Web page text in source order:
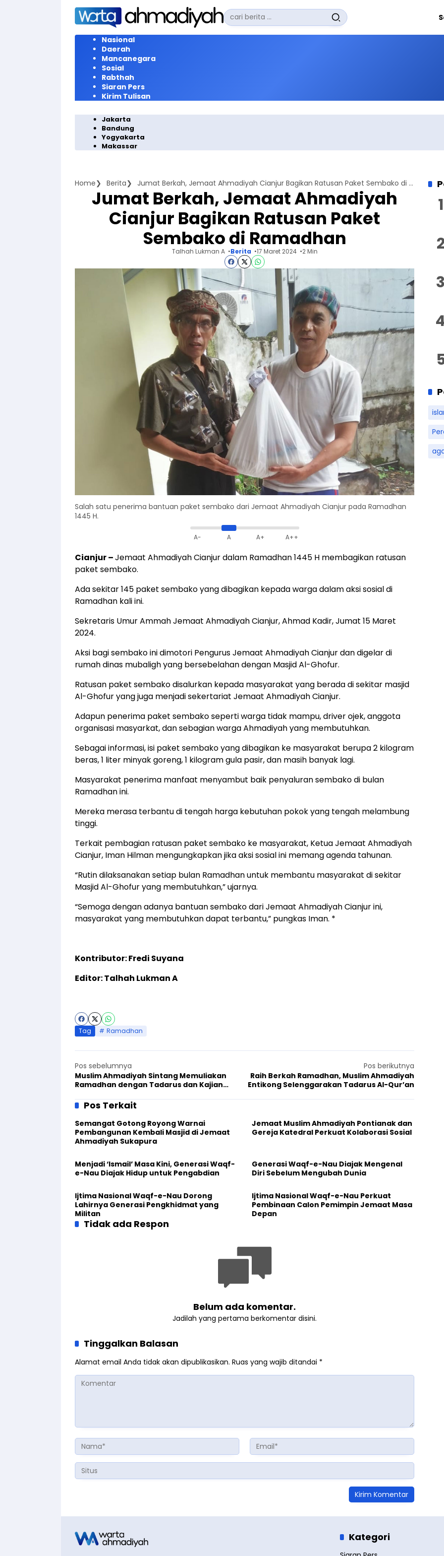
Langsung
konten
Pencarian
untuk:
Nasional
Daerah
Mancanegara
Sosial
Rabthah
Siaran Pers
Kirim Tulisan
Jakarta
Bandung
Yogyakarta
Makassar
Home Berita Jumat Berkah, Jemaat Ahmadiyah Cianjur Bagikan Ratusan Paket Sembako di Ramadhan
Jumat Berkah, Jemaat Ahmadiyah
Cianjur Bagikan Ratusan Paket
Sembako di Ramadhan
Talhah Lukman A Berita 17 Maret 2024 2 Min
Salah satu penerima bantuan paket sembako dari Jemaat Ahmadiyah Cianjur pada Ramadhan
1445 H.
A- A A+ A++
Cianjur–Jemaat Ahmadiyah Cianjur dalam Ramadhan 1445 H membagikan ratusan
paket sembako.
Ada sekitar 145 paket sembako yang dibagikan kepada warga dalam aksi sosial di
Ramadhan kali ini.
Sekretaris Umur Ammah Jemaat Ahmadiyah Cianjur, Ahmad Kadir, Jumat 15 Maret
2024.
Aksi bagi sembako ini dimotori Pengurus Jemaat Ahmadiyah Cianjur dan digelar di
rumah dinas mubaligh yang bersebelahan dengan Masjid Al-Ghofur.
Ratusan paket sembako disalurkan kepada masyarakat yang berada di sekitar masjid
Al-Ghofur yang juga menjadi sekertariat Jemaat Ahmadiyah Cianjur.
Adapun penerima paket sembako seperti warga tidak mampu, driver ojek, anggota
organisasi masyarkat, dan sebagian warga Ahmadiyah yang membutuhkan.
Sebagai informasi, isi paket sembako yang dibagikan ke masyarakat berupa 2 kilogram
beras, 1 liter minyak goreng, 1 kilogram gula pasir, dan masih banyak lagi.
Masyarakat penerima manfaat menyambut baik penyaluran sembako di bulan
Ramadhan ini.
Mereka merasa terbantu di tengah harga kebutuhan pokok yang tengah melambung
tinggi.
Terkait pembagian ratusan paket sembako ke masyarakat, Ketua Jemaat Ahmadiyah
Cianjur, Iman Hilman mengungkapkan jika aksi sosial ini memang agenda tahunan.
“Rutin dilaksanakan setiap bulan Ramadhan untuk membantu masyarakat di sekitar
Masjid Al-Ghofur yang membutuhkan,” ujarnya.
“Semoga dengan adanya bantuan sembako dari Jemaat Ahmadiyah Cianjur ini,
masyarakat yang membutuhkan dapat terbantu,” pungkas Iman. *
Kontributor: Fredi Suyana
Editor: Talhah Lukman A
Tag Ramadhan
Pos sebelumnya
Muslim Ahmadiyah Sintang Memuliakan
Ramadhan dengan Tadarus dan Kajian
Pos berikutnya
Raih Berkah Ramadhan, Muslim Ahmadiyah
Entikong Selenggarakan Tadarus Al-Qur’an
Pos Terkait
Semangat Gotong Royong Warnai
Pembangunan Kembali Masjid di Jemaat
Ahmadiyah Sukapura
Jemaat Muslim Ahmadiyah Pontianak dan
Gereja Katedral Perkuat Kolaborasi Sosial
Menjadi ‘Ismail’ Masa Kini, Generasi Waqf-
e-Nau Diajak Hidup untuk Pengabdian
Generasi Waqf-e-Nau Diajak Mengenal
Diri Sebelum Mengubah Dunia
Ijtima Nasional Waqf-e-Nau Dorong
Lahirnya Generasi Pengkhidmat yang
Militan
Ijtima Nasional Waqf-e-Nau Perkuat
Pembinaan Calon Pemimpin Jemaat Masa
Depan
Tidak ada Respon
Belum ada komentar.
Jadilah yang pertama berkomentar disini.
Tinggalkan Balasan
Alamat email Anda tidak akan dipublikasikan. Ruas yang wajib ditandai *
Kategori